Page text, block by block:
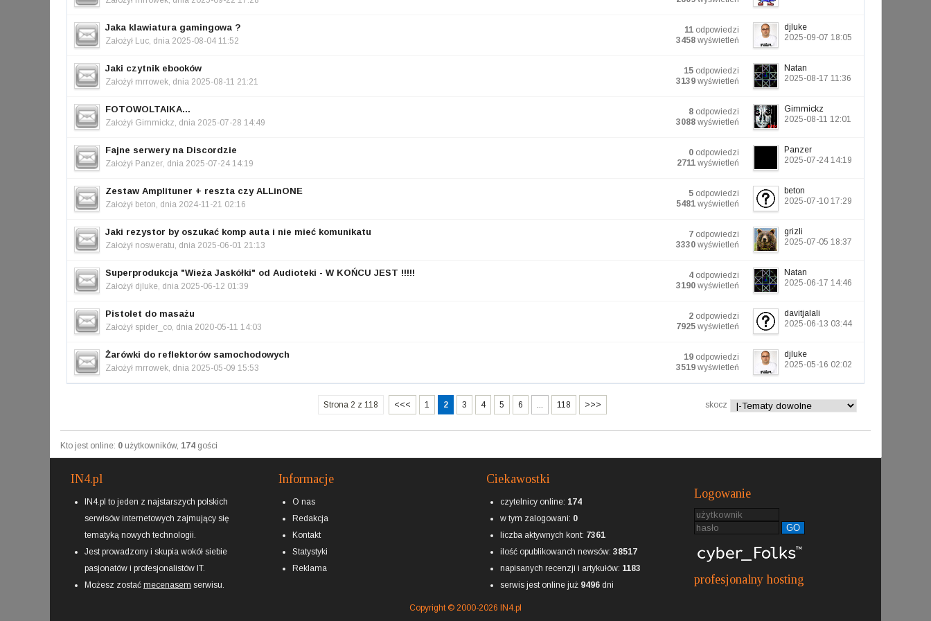
Jaka klawiatura gamingowa ?
Założył Luc, dnia 2025-08-04 11:52
11 odpowiedzi
3458 wyświetleń
djluke
2025-09-07 18:05
Jaki czytnik ebooków
Założył mrrowek, dnia 2025-08-11 21:21
15 odpowiedzi
3139 wyświetleń
Natan
2025-08-17 11:36
FOTOWOLTAIKA...
Założył Gimmickz, dnia 2025-07-28 14:49
8 odpowiedzi
3088 wyświetleń
Gimmickz
2025-08-11 12:01
Fajne serwery na Discordzie
Założył Panzer, dnia 2025-07-24 14:19
0 odpowiedzi
2711 wyświetleń
Panzer
2025-07-24 14:19
Zestaw Amplituner + reszta czy ALLinONE
Założył beton, dnia 2024-11-21 02:16
5 odpowiedzi
5481 wyświetleń
beton
2025-07-10 17:29
Jaki rezystor by oszukać komp auta i nie mieć komunikatu
Założył nosweratu, dnia 2025-06-01 21:13
7 odpowiedzi
3330 wyświetleń
grizli
2025-07-05 18:37
Superprodukcja "Wieża Jaskółki" od Audioteki - W KOŃCU JEST !!!!!
Założył djluke, dnia 2025-06-12 01:39
4 odpowiedzi
3190 wyświetleń
Natan
2025-06-17 14:46
Pistolet do masażu
Założył spider_co, dnia 2020-05-11 14:03
2 odpowiedzi
7925 wyświetleń
davitjalali
2025-06-13 03:44
Żarówki do reflektorów samochodowych
Założył mrrowek, dnia 2025-05-09 15:53
19 odpowiedzi
3519 wyświetleń
djluke
2025-05-16 02:02
Strona 2 z 118 <<< 1 2 3 4 5 6 ... 118 >>> skocz
Kto jest online: 0 użytkowników, 174 gości
IN4.pl
IN4.pl to jeden z najstarszych polskich
serwisów internetowych zajmujący się
tematyką nowych technologii.
Jest prowadzony i skupia wokół siebie
pasjonatów i profesjonalistów IT.
Możesz zostać mecenasem serwisu.
Informacje
O nas
Redakcja
Kontakt
Statystyki
Reklama
Ciekawostki
czytelnicy online: 174
w tym zalogowani: 0
liczba aktywnych kont: 7361
ilość opublikowanch newsów: 38517
napisanych recenzji i artykułów: 1183
serwis jest online już 9496 dni
Logowanie
GO
profesjonalny hosting
Copyright © 2000-2026 IN4.pl